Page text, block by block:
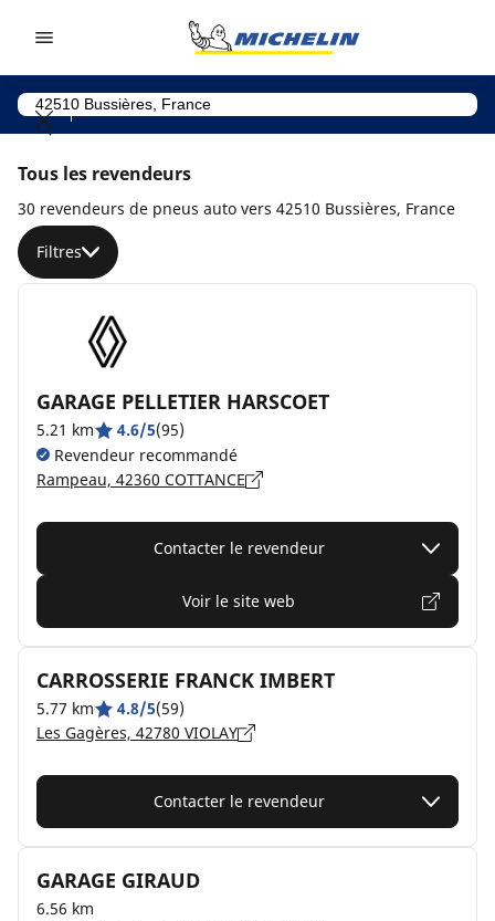
Tous les revendeurs
30 revendeurs de pneus auto vers 42510 Bussières, France
Filtres
GARAGE PELLETIER HARSCOET
5.21 km 4.6/5(95)
Revendeur recommandé
Rampeau, 42360 COTTANCE
Contacter le revendeur
Voir le site web
CARROSSERIE FRANCK IMBERT
5.77 km 4.8/5(59)
Les Gagères, 42780 VIOLAY
Contacter le revendeur
GARAGE GIRAUD
6.56 km